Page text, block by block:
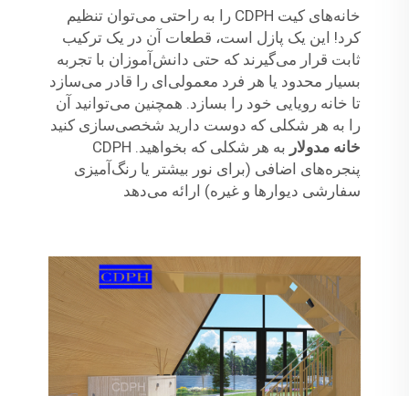
خانه‌های کیت CDPH را به راحتی می‌توان تنظیم
کرد! این یک پازل است، قطعات آن در یک ترکیب
ثابت قرار می‌گیرند که حتی دانش‌آموزان با تجربه
بسیار محدود یا هر فرد معمولی‌ای را قادر می‌سازد
تا خانه رویایی خود را بسازد. همچنین می‌توانید آن
را به هر شکلی که دوست دارید شخصی‌سازی کنید
خانه مدولار
به هر شکلی که بخواهید. CDPH
پنجره‌های اضافی (برای نور بیشتر یا رنگ‌آمیزی
سفارشی دیوارها و غیره) ارائه می‌دهد